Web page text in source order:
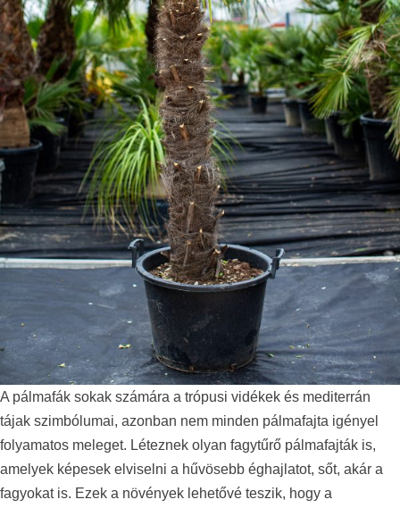
A pálmafák sokak számára a trópusi vidékek és mediterrán
tájak szimbólumai, azonban nem minden pálmafajta igényel
folyamatos meleget. Léteznek olyan fagytűrő pálmafajták is,
amelyek képesek elviselni a hűvösebb éghajlatot, sőt, akár a
fagyokat is. Ezek a növények lehetővé teszik, hogy a